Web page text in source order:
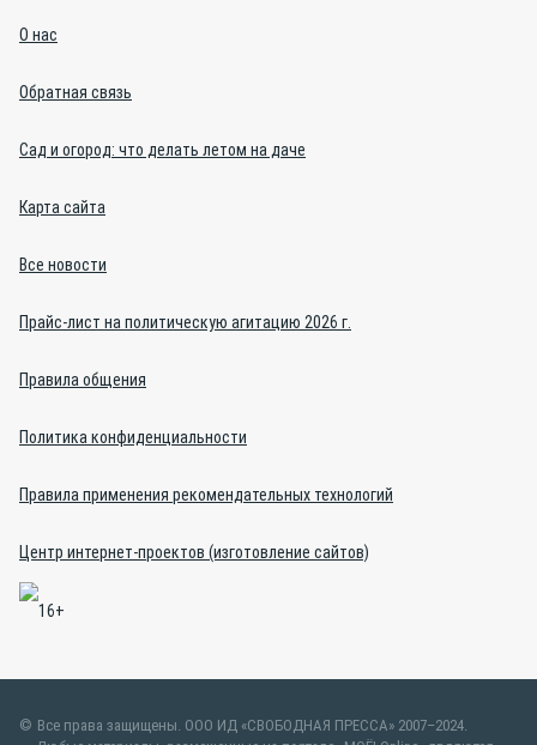
О нас
Обратная связь
Сад и огород: что делать летом на даче
Карта сайта
Все новости
Прайс-лист на политическую агитацию 2026 г.
Правила общения
Политика конфиденциальности
Правила применения рекомендательных технологий
Центр интернет-проектов (изготовление сайтов)
Все права защищены. ООО ИД «СВОБОДНАЯ ПРЕССА» 2007–2024.